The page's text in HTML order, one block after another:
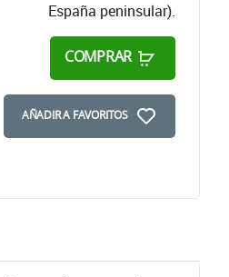
España peninsular).
COMPRAR
AÑADIR A FAVORITOS